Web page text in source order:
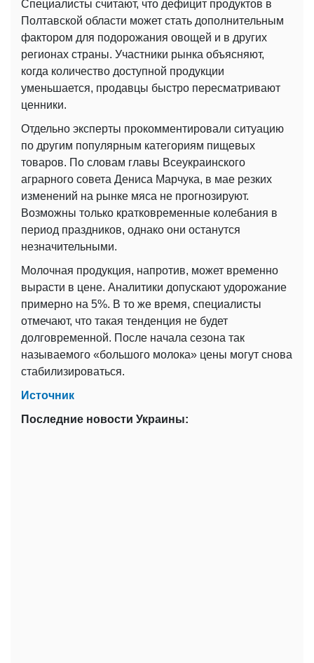
Специалисты считают, что дефицит продуктов в
Полтавской области может стать дополнительным
фактором для подорожания овощей и в других
регионах страны. Участники рынка объясняют,
когда количество доступной продукции
уменьшается, продавцы быстро пересматривают
ценники.
Отдельно эксперты прокомментировали ситуацию
по другим популярным категориям пищевых
товаров. По словам главы Всеукраинского
аграрного совета Дениса Марчука, в мае резких
изменений на рынке мяса не прогнозируют.
Возможны только кратковременные колебания в
период праздников, однако они останутся
незначительными.
Молочная продукция, напротив, может временно
вырасти в цене. Аналитики допускают удорожание
примерно на 5%. В то же время, специалисты
отмечают, что такая тенденция не будет
долговременной. После начала сезона так
называемого «большого молока» цены могут снова
стабилизироваться.
Источник
Последние новости Украины: